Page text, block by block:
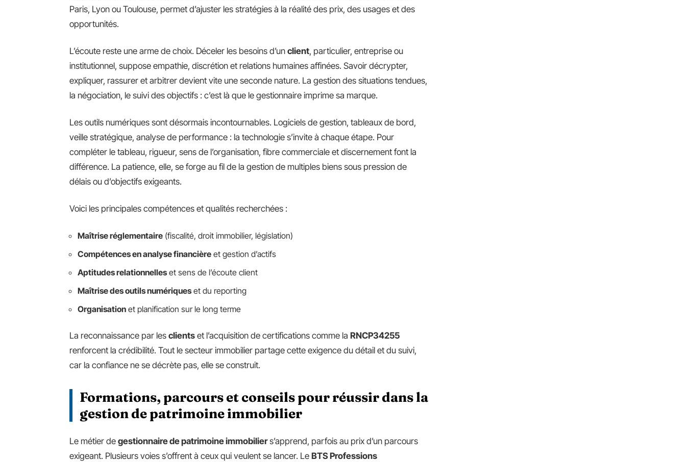
Paris, Lyon ou Toulouse, permet d’ajuster les stratégies à la réalité des prix, des usages et des
opportunités.
L’écoute reste une arme de choix. Déceler les besoins d’un client, particulier, entreprise ou
institutionnel, suppose empathie, discrétion et relations humaines affinées. Savoir décrypter,
expliquer, rassurer et arbitrer devient vite une seconde nature. La gestion des situations tendues,
la négociation, le suivi des objectifs : c’est là que le gestionnaire imprime sa marque.
Les outils numériques sont désormais incontournables. Logiciels de gestion, tableaux de bord,
veille stratégique, analyse de performance : la technologie s’invite à chaque étape. Pour
compléter le tableau, rigueur, sens de l’organisation, fibre commerciale et discernement font la
différence. La patience, elle, se forge au fil de la gestion de multiples biens sous pression de
délais ou d’objectifs exigeants.
Voici les principales compétences et qualités recherchées :
Maîtrise réglementaire (fiscalité, droit immobilier, législation)
Compétences en analyse financière et gestion d’actifs
Aptitudes relationnelles et sens de l’écoute client
Maîtrise des outils numériques et du reporting
Organisation et planification sur le long terme
La reconnaissance par les clients et l’acquisition de certifications comme la RNCP34255
renforcent la crédibilité. Tout le secteur immobilier partage cette exigence du détail et du suivi,
car la confiance ne se décrète pas, elle se construit.
Formations, parcours et conseils pour réussir dans la
gestion de patrimoine immobilier
Le métier de gestionnaire de patrimoine immobiliers’apprend, parfois au prix d’un parcours
exigeant. Plusieurs voies s’offrent à ceux qui veulent se lancer. Le BTS Professions